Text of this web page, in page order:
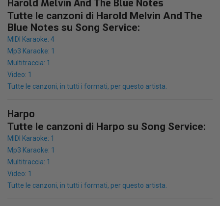
Harold Melvin And The Blue Notes
Tutte le canzoni di Harold Melvin And The
Blue Notes su Song Service:
MIDI Karaoke: 4
Mp3 Karaoke: 1
Multitraccia: 1
Video: 1
Tutte le canzoni, in tutti i formati, per questo artista.
Harpo
Tutte le canzoni di Harpo su Song Service:
MIDI Karaoke: 1
Mp3 Karaoke: 1
Multitraccia: 1
Video: 1
Tutte le canzoni, in tutti i formati, per questo artista.